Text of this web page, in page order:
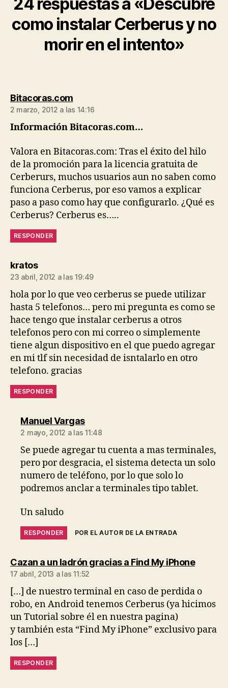
24 respuestas a «Descubre
como instalar Cerberus y no
morir en el intento»
Bitacoras.comdice:
2 marzo, 2012 a las 14:16
Información Bitacoras.com…
Valora en Bitacoras.com: Tras el éxito del hilo
de la promoción para la licencia gratuita de
Cerberurs, muchos usuarios aun no saben como
funciona Cerberus, por eso vamos a explicar
paso a paso como hay que configurarlo. ¿Qué es
Cerberus? Cerberus es…..
RESPONDER
kratosdice:
23 abril, 2012 a las 19:49
hola por lo que veo cerberus se puede utilizar
hasta 5 telefonos… pero mi pregunta es como se
hace tengo que instalar cerberus a otros
telefonos pero con mi correo o simplemente
tiene algun dispositivo en el que puedo agregar
en mi tlf sin necesidad de isntalarlo en otro
telefono. gracias
RESPONDER
Manuel Vargasdice:
2 mayo, 2012 a las 11:48
Se puede agregar tu cuenta a mas terminales,
pero por desgracia, el sistema detecta un solo
numero de teléfono, por lo que solo lo
podremos anclar a terminales tipo tablet.
Un saludo
RESPONDER POR EL AUTOR DE LA ENTRADA
Cazan a un ladrón gracias a Find My iPhonedice:
17 abril, 2013 a las 11:52
[…] de nuestro terminal en caso de perdida o
robo, en Android tenemos Cerberus (ya hicimos
un Tutorial sobre él en nuestra pagina)
y también esta “Find My iPhone” exclusivo para
los […]
RESPONDER